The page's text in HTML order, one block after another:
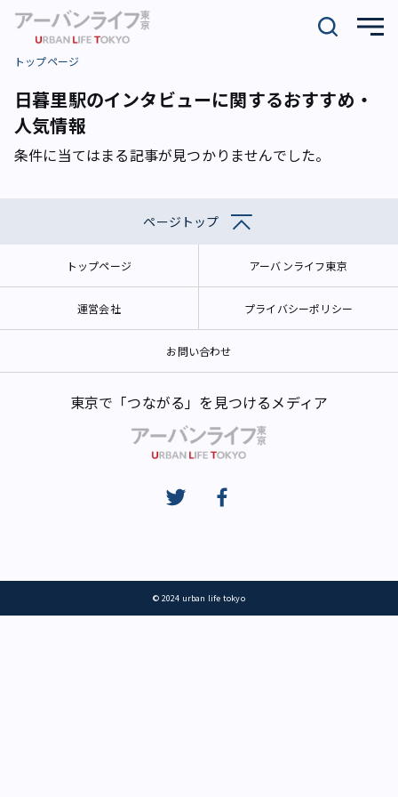
トップページ
日暮里駅のインタビューに関するおすすめ・
人気情報
条件に当てはまる記事が見つかりませんでした。
ページトップ
トップページ アーバンライフ東京
運営会社 プライバシーポリシー
お問い合わせ
東京で「つながる」を見つけるメディア
© 2024 urban life tokyo